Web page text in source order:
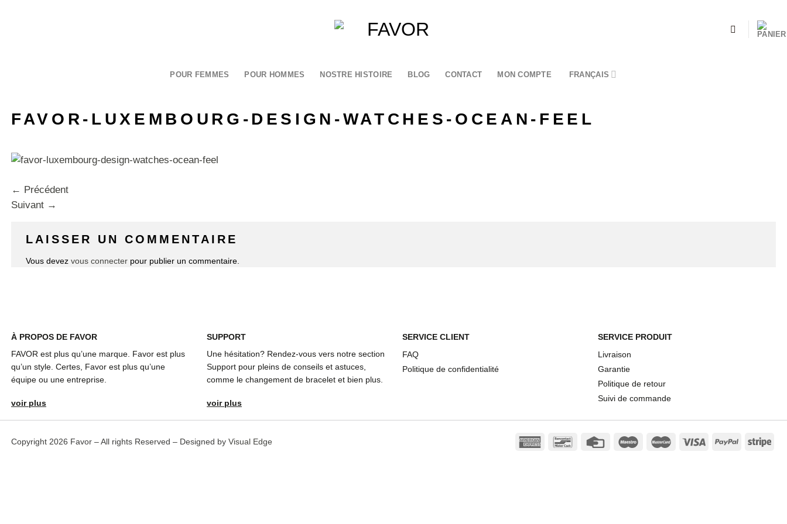
POUR FEMMES POUR HOMMES NOSTRE HISTOIRE BLOG CONTACT MON COMPTE FRANÇAIS
FAVOR-LUXEMBOURG-DESIGN-WATCHES-OCEAN-FEEL
← Précédent
Suivant →
LAISSER UN COMMENTAIRE
Vous devez vous connecter pour publier un commentaire.
À PROPOS DE FAVOR
FAVOR est plus qu’une marque. Favor est plus
qu’un style. Certes, Favor est plus qu’une
équipe ou une entreprise.
voir plus
SUPPORT
Une hésitation? Rendez-vous vers notre section
Support pour pleins de conseils et astuces,
comme le changement de bracelet et bien plus.
voir plus
SERVICE CLIENT
FAQ
Politique de confidentialité
SERVICE PRODUIT
Livraison
Garantie
Politique de retour
Suivi de commande
Copyright 2026 Favor – All rights Reserved – Designed by Visual Edge